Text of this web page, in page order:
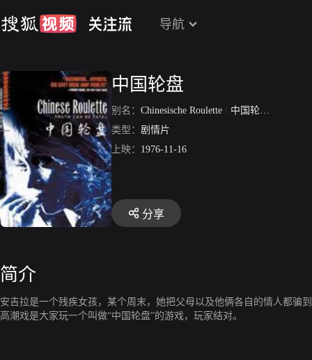
导航
中国轮盘
别名： Chinesische Roulette / 中国轮盘赌
类型： 剧情片
上映： 1976-11-16
分享
简介
安吉拉是一个残疾女孩，某个周末，她把父母以及他俩各自的情人都骗
高潮戏是大家玩一个叫做“中国轮盘”的游戏，玩家结对。